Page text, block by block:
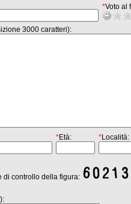
*Voto al
3000 caratteri):
*Età: *Località:
di controllo della figura: